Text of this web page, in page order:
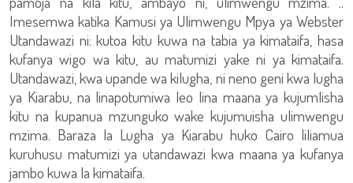
Imesemwa katika Kamusi ya Ulimwengu Mpya ya Webster
Utandawazi ni: kutoa kitu kuwa na tabia ya kimataifa, hasa
kufanya wigo wa kitu, au matumizi yake ni ya kimataifa.
Utandawazi, kwa upande wa kilugha, ni neno geni kwa lugha
ya Kiarabu, na linapotumiwa leo lina maana ya kujumlisha
kitu na kupanua mzunguko wake kujumuisha ulimwengu
mzima. Baraza la Lugha ya Kiarabu huko Cairo liliamua
kuruhusu matumizi ya utandawazi kwa maana ya kufanya
jambo kuwa la kimataifa.